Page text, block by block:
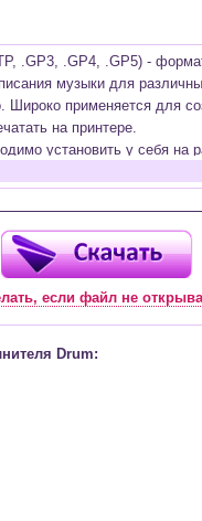
.GP3, .GP4, .GP5) -
музыки для
применяется для
на принтере.
установить у себя на
можно с официального
).
бас-гитары, банджо и
табулатуры
клавишных и других
к нотам дорожек с
для гитары;
ASCII, MusicXML, WAV,
Tab (.ptb), TablEdit (.tef)
и панель ударных
создание и
если файл не
Drum: